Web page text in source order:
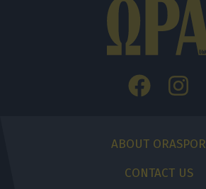
ABOUT ORASPOR
CONTACT US